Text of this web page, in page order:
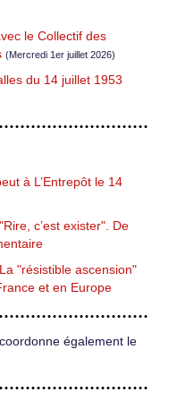
le Collectif des
(Mercredi 1er juillet 2026)
du 14 juillet 1953
à L’Entrepôt le 14
c’est exister". De
"résistible ascension"
et en Europe
également le